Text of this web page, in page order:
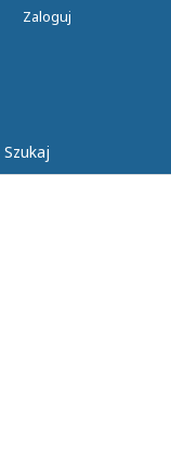
Szukaj
Zaloguj